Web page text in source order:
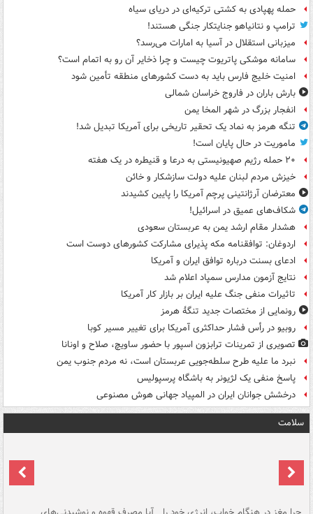
حمله پهپادی به کشتی ترکیه‌ای در دریای سیاه
ترامپ و نتانیاهو جنایتکار جنگی هستند!
میزبانی استقلال در آسیا به امارات می‌رسد؟
سامانه موشکی پاتریوت چیست و چرا ذخایر آن رو به اتمام است؟
امنیت خلیج فارس باید به دست کشورهای منطقه تأمین شود
بارش باران در فاروج خراسان شمالی
انفجار بزرگ در شهر المخا یمن
تنگه هرمز به نماد یک تحقیر تاریخی برای آمریکا تبدیل شد!
ماموریت در حال پایان است!
۲۰ حمله رژیم صهیونیستی به درعا و قنیطره در یک هفته
خیزش مردم لبنان علیه دولت سازشکار و خائن
معترضان آرژانتینی پرچم آمریکا را پایین کشیدند
شکاف‌های عمیق در اسرائیل!
هشدار مقام ارشد یمن به عربستان سعودی
اردوغان: توافقنامه مکه پذیرای مشارکت کشورهای دوست است
ادعای بسنت درباره توافق ایران و آمریکا
نتایج آزمون مدارس سمپاد اعلام شد
تاثیرات منفی جنگ علیه ایران بر بازار کار آمریکا
رونمایی از مختصات جدید تنگۀ هرمز
روبیو در رأس فشار حداکثری آمریکا برای تغییر مسیر کوبا
تصویری از تمرینات ترابزون اسپور با حضور ساویچ، صلاح و اونانا
نبرد ما علیه طرح سلطه‌جویی عربستان است، نه مردم جنوب یمن
پاسخ منفی یک لژیونر به باشگاه پرسپولیس
درخشش جوانان ایران در المپیاد جهانی هوش مصنوعی
سلامت